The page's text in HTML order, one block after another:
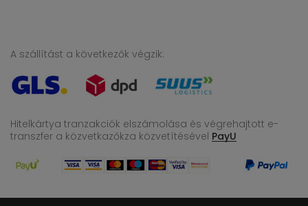
A szállítást a következők végzik:
Hitelkártya tranzakciók elszámolása és végrehajtott e-
transzfer a közvetkazőkza közvetítésével PayU